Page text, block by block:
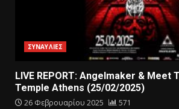
ΣΥΝΑΥΛΙΕΣ
LIVE REPORT: Angelmaker & Meet
Temple Athens (25/02/2025)
26 Φεβρουαρίου 2025 571